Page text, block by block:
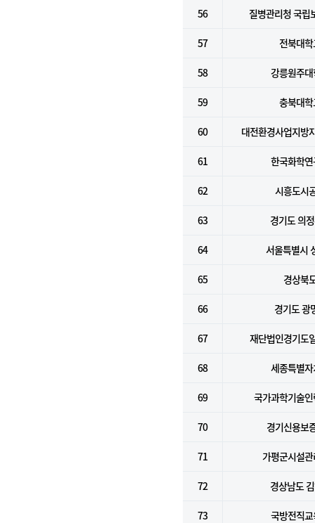
56 질병관리청 국립
57 전북대
58 강릉원주
59 충북대
60 대전환경사업지방
61 한국화학
62 시흥도시
63 경기도 의
64 서울특별시
65 경상북
66 경기도 광
67 재단법인경기도
68 세종특별
69 국가과학기술
70 경기신용보
71 가평군시설
72 경상남도
73 국방전직